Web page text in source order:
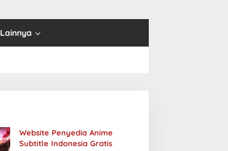
Lainnya
Website Penyedia Anime
Subtitle Indonesia Gratis